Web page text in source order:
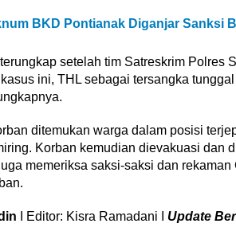
BKD Pontianak Diganjar Sanksi
setelah tim Satreskrim Polres
ini, THL sebagai tersangka
ditemukan warga dalam posisi
Korban kemudian dievakuasi dan
memeriksa saksi-saksi dan
I Editor: Kisra Ramadani I Update